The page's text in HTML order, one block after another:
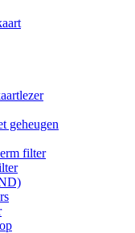
geheugen
filter